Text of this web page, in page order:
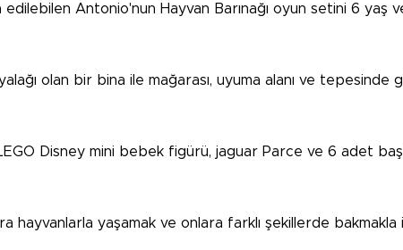
Antonio'nun Hayvan Barınağı oyun setini 6 yaş
olan bir bina ile mağarası, uyuma alanı ve
Disney mini bebek figürü, jaguar Parce ve 6 adet
hayvanlarla yaşamak ve onlara farklı şekillerde bakmakla